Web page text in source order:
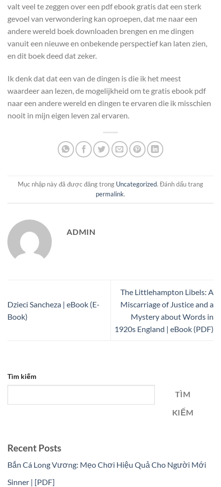
valt veel te zeggen over een pdf ebook gratis dat een sterk
gevoel van verwondering kan oproepen, dat me naar een
andere wereld boek downloaden brengen en me dingen
vanuit een nieuwe en onbekende perspectief kan laten zien,
en dit boek deed dat zeker.
Ik denk dat dat een van de dingen is die ik het meest
waardeer aan lezen, de mogelijkheid om te gratis ebook pdf
naar een andere wereld en dingen te ervaren die ik misschien
nooit in mijn eigen leven zal ervaren.
Mục nhập này đã được đăng trong Uncategorized. Đánh dấu trang
permalink.
ADMIN
Dzieci Sancheza | eBook (E-
Book)
The Littlehampton Libels: A
Miscarriage of Justice and a
Mystery about Words in
1920s England | eBook (PDF)
Tìm kiếm
TÌM
KIẾM
Recent Posts
Bắn Cá Long Vương: Mẹo Chơi Hiệu Quả Cho Người Mới
Sinner | [PDF]